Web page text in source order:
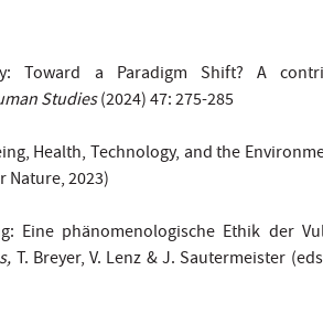
Toward a Paradigm Shift? A
Studies(2024) 47: 275-285
Health, Technology, and the
Nature, 2023)
Eine phänomenologische Ethik der
T. Breyer, V. Lenz & J. Sautermeister